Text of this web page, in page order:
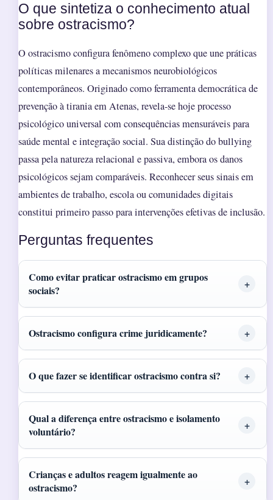
O que sintetiza o conhecimento atual
sobre ostracismo?
O ostracismo configura fenômeno complexo que une práticas
políticas milenares a mecanismos neurobiológicos
contemporâneos. Originado como ferramenta democrática de
prevenção à tirania em Atenas, revela-se hoje processo
psicológico universal com consequências mensuráveis para
saúde mental e integração social. Sua distinção do bullying
passa pela natureza relacional e passiva, embora os danos
psicológicos sejam comparáveis. Reconhecer seus sinais em
ambientes de trabalho, escola ou comunidades digitais
constitui primeiro passo para intervenções efetivas de inclusão.
Perguntas frequentes
Como evitar praticar ostracismo em grupos
sociais?
Ostracismo configura crime juridicamente?
O que fazer se identificar ostracismo contra si?
Qual a diferença entre ostracismo e isolamento
voluntário?
Crianças e adultos reagem igualmente ao
ostracismo?